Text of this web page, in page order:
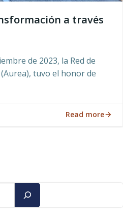
a través
de 2023, la Red de
tuvo el honor de
Read more